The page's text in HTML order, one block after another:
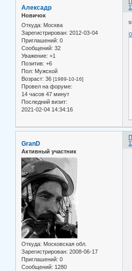
Алексадр
Новичок
Откуда: Москва
Зарегистрирован: 2012-03-04
Приглашений: 0
Сообщений: 32
Уважение: +1
Позитив: +6
Пол: Мужской
Возраст: 36 [1989-10-16]
Провел на форуме:
14 часов 47 минут
Последний визит:
2021-02-04 14:34:16
0
GranD
Активный участник
Откуда: Московская обл.
Зарегистрирован: 2008-06-17
Приглашений: 0
Сообщений: 1280